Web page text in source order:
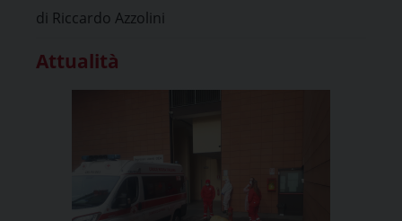
di Riccardo Azzolini
Attualità